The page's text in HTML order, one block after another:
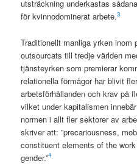
utsträckning underkastas
för kvinnodominerat arbete.3
Traditionellt manliga yrken inom
outsourcats till tredje världen
tjänsteyrken som premierar
relationella förmågor har blivit
arbetsförhållanden och krav på
vilket under kapitalismen
normen i allt fler sektorer av
skriver att: ”precariousness,
constituent elements of the
gender.”4